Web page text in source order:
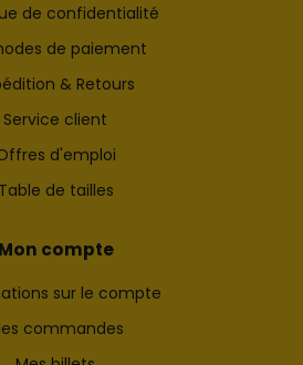
de confidentialité
de paiement
& Retours
Service client
d'emploi
Table de tailles
Mon compte
sur le compte
commandes